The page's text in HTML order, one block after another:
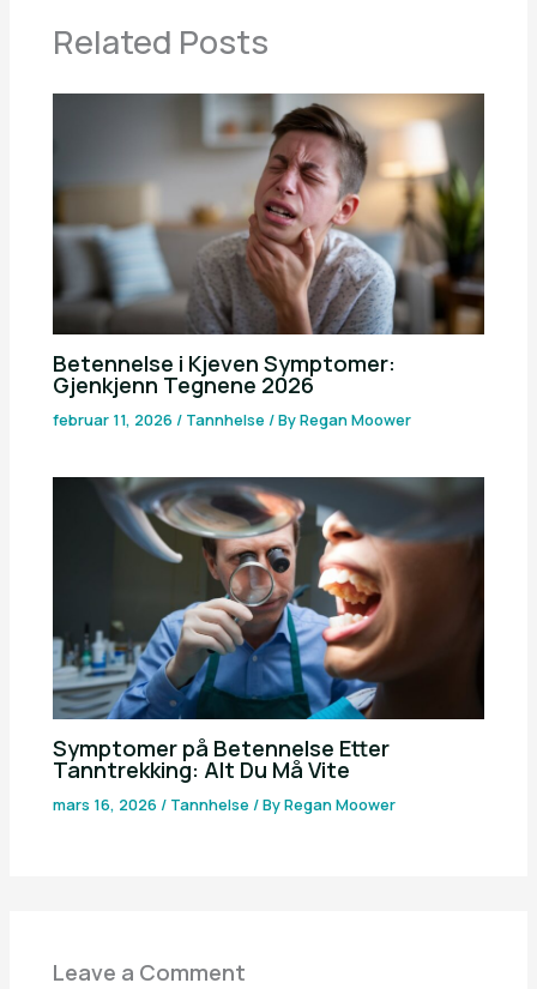
Related Posts
Betennelse i Kjeven Symptomer:
Gjenkjenn Tegnene 2026
februar 11, 2026/ Tannhelse / ByRegan Moower
Symptomer på Betennelse Etter
Tanntrekking: Alt Du Må Vite
mars 16, 2026 / Tannhelse / ByRegan Moower
Leave a Comment